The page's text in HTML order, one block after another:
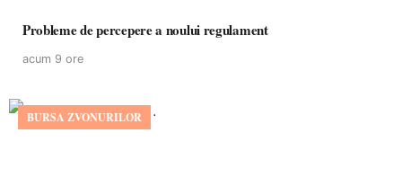
Probleme de percepere a noului regulament
acum 9 ore
BURSA ZVONURILOR